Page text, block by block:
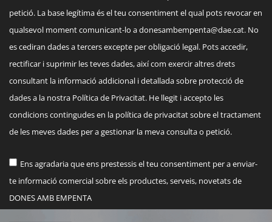
petició. La base legítima és el teu consentiment el qual pots revocar en
qualsevol moment comunicant-lo adonesambempenta@dae.cat. No
es cediran dades a tercers excepte per obligació legal. Pots accedir,
rectificar i suprimir les teves dades, així com exercir altres drets
consultant la informació addicional i detallada sobre protecció de
dades a la nostra Política de Privacitat. He llegit i accepto les
condicions contingudes en la política de privacitat sobre el tractament
de les meves dades per a gestionar la meva consulta o petició.
Ens agradaria que ens prestessis el teu consentiment per a enviar-
te informació comercial sobre els productes, serveis, novetats de
DONES AMB EMPENTA